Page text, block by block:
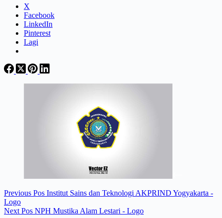
X
Facebook
LinkedIn
Pinterest
Lagi
Previous Pos Institut Sains dan Teknologi AKPRIND Yogyakarta -
Logo
Next Pos NPH Mustika Alam Lestari - Logo